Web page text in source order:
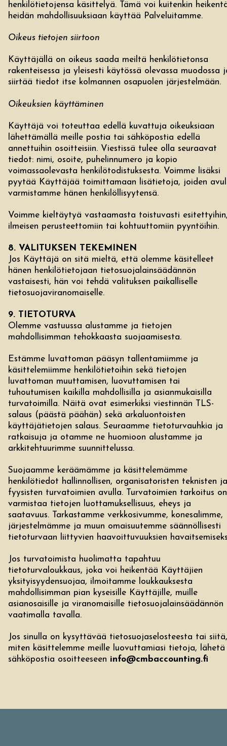
henkilötietojensa käsittelyä. Tämä voi kuitenkin
heidän mahdollisuuksiaan käyttää Palveluitamme.
Oikeus tietojen siirtoon
Käyttäjällä on oikeus saada meiltä henkilötietonsa
rakenteisessa ja yleisesti käytössä olevassa muodossa
siirtää tiedot itse kolmannen osapuolen järjestelmään.
Oikeuksien käyttäminen
Käyttäjä voi toteuttaa edellä kuvattuja oikeuksiaan
lähettämällä meille postia tai sähköpostia edellä
annettuihin osoitteisiin. Viestissä tulee olla seuraavat
tiedot: nimi, osoite, puhelinnumero ja kopio
voimassaolevasta henkilötodistuksesta. Voimme lisäksi
pyytää Käyttäjää toimittamaan lisätietoja, joiden
varmistamme hänen henkilöllisyytensä.
Voimme kieltäytyä vastaamasta toistuvasti
ilmeisen perusteettomiin tai kohtuuttomiin pyyntöihin.
8. VALITUKSEN TEKEMINEN
Jos Käyttäjä on sitä mieltä, että olemme käsitelleet
hänen henkilötietojaan tietosuojalainsäädännön
vastaisesti, hän voi tehdä valituksen paikalliselle
tietosuojaviranomaiselle.
9. TIETOTURVA
Olemme vastuussa alustamme ja tietojen
mahdollisimman tehokkaasta suojaamisesta.
Estämme luvattoman pääsyn tallentamiimme ja
käsittelemiimme henkilötietoihin sekä tietojen
luvattoman muuttamisen, luovuttamisen tai
tuhoutumisen kaikilla mahdollisilla ja asianmukaisilla
turvatoimilla. Näitä ovat esimerkiksi viestinnän TLS-
salaus (päästä päähän) sekä arkaluontoisten
käyttäjätietojen salaus. Seuraamme tietoturvauhkia ja
ratkaisuja ja otamme ne huomioon alustamme ja
arkkitehtuurimme suunnittelussa.
Suojaamme keräämämme ja käsittelemämme
henkilötiedot hallinnollisen, organisatoristen teknisten ja
fyysisten turvatoimien avulla. Turvatoimien tarkoitus on
varmistaa tietojen luottamuksellisuus, eheys ja
saatavuus. Tarkastamme verkkosivumme, konesalimme,
järjestelmämme ja muun omaisuutemme säännöllisesti
tietoturvaan liittyvien haavoittuvuuksien
Jos turvatoimista huolimatta tapahtuu
tietoturvaloukkaus, joka voi heikentää Käyttäjien
yksityisyydensuojaa, ilmoitamme loukkauksesta
mahdollisimman pian kyseisille Käyttäjille, muille
asianosaisille ja viranomaisille tietosuojalainsäädännön
vaatimalla tavalla.
Jos sinulla on kysyttävää tietosuojaselosteesta tai siitä,
miten käsittelemme meille luovuttamiasi tietoja, lähetä
sähköpostia osoitteeseen info@cmbaccounting.fi